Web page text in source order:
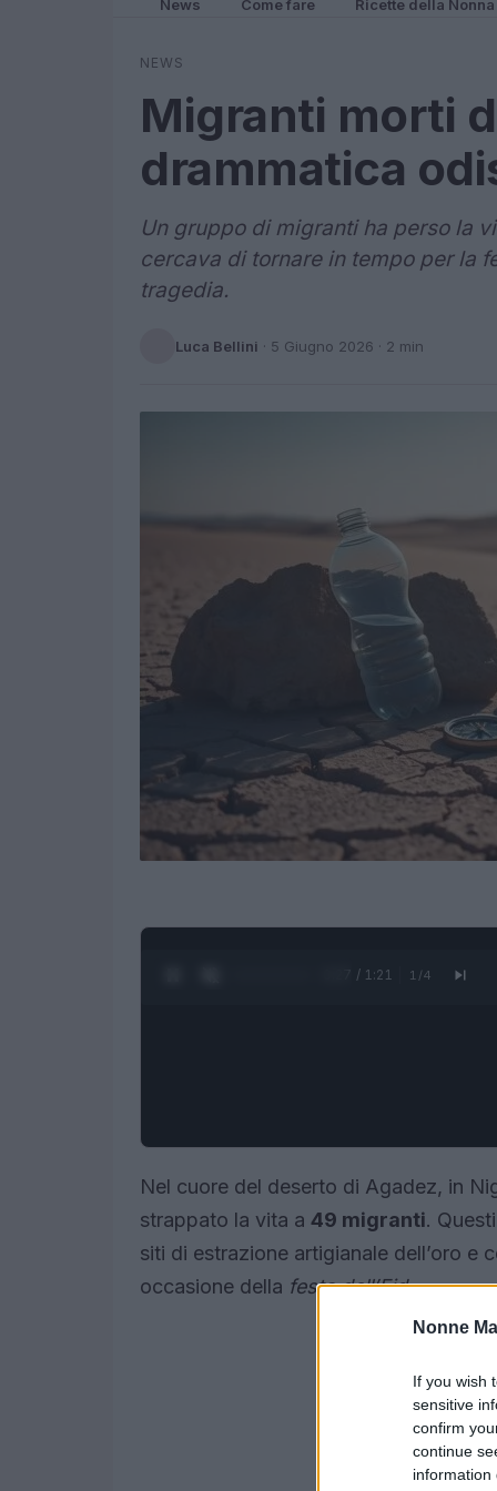
Nonne
If you wish
sensitive
confirm
continue
information
News Come fare Ricette della Nonna
NEWS
Migranti morti
drammatica
Un gruppo di migranti ha perso la
cercava di tornare in tempo per la
tragedia.
Luca Bellini · 5 Giugno 2026 · 2 min
0:28 / 1:21 1 /4
Nel cuore del deserto di Agadez, in
strappato la vita a 49 migranti.
siti di estrazione artigianale dell’oro e
occasione della festa dell’Eid.